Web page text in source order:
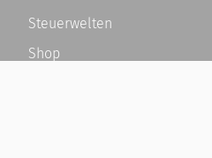
Steuerwelten
Shop